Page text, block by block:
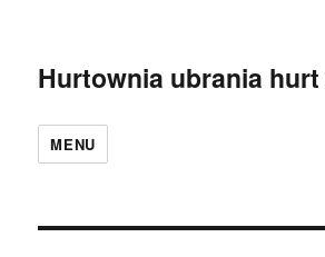
Hurtownia ubrania
MENU